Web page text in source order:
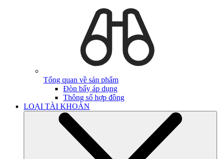
Tổng quan về sản phẩm
Đòn bẩy áp dụng
Thông số hợp đồng
LOẠI TÀI KHOẢN